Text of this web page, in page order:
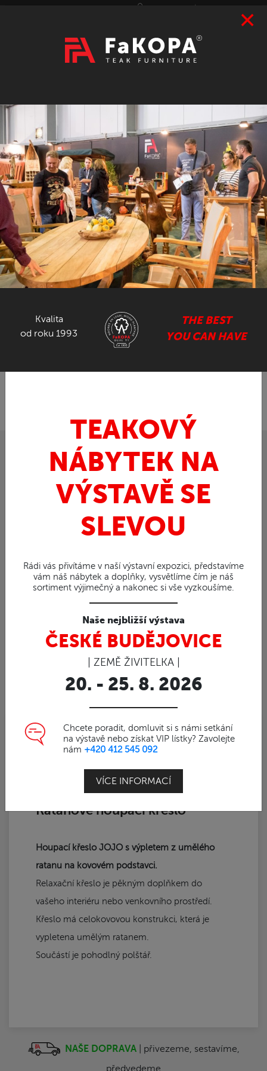
×
Kvalita
od roku 1993
THE BEST
YOU CAN HAVE
TEAKOVÝ
NÁBYTEK NA
VÝSTAVĚ SE
SLEVOU
Rádi vás přivítáme v naší výstavní expozici, představíme
vám náš nábytek a doplňky, vysvětlíme čím je náš
sortiment výjimečný a nakonec si vše vyzkoušíme.
Naše nejbližší výstava
ČESKÉ BUDĚJOVICE
| ZEMĚ ŽIVITELKA |
20. - 25. 8. 2026
Chcete poradit, domluvit si s námi setkání
na výstavě nebo získat VIP lístky? Zavolejte
nám +420 412 545 092
VÍCE INFORMACÍ
VÝSTAVY 2026
prázdný
CZK EUR
TEAK
ART / DOPLŇKY
RATAN
NÁBYTEK ZE SUARU
GASTRO NÁBYTEK
96%
JOJO - houpací křeslo z
Ratanové houpací křeslo
Houpací křeslo JOJO s výpletem z umělého
ratanu na kovovém podstavci.
Relaxační křeslo je pěkným doplňkem do
vašeho interiéru nebo venkovního prostředí.
Křeslo má celokovovou konstrukci, která je
vypletena umělým ratanem.
Součástí je pohodlný polštář.
NAŠE DOPRAVA| přivezeme, sestavíme,